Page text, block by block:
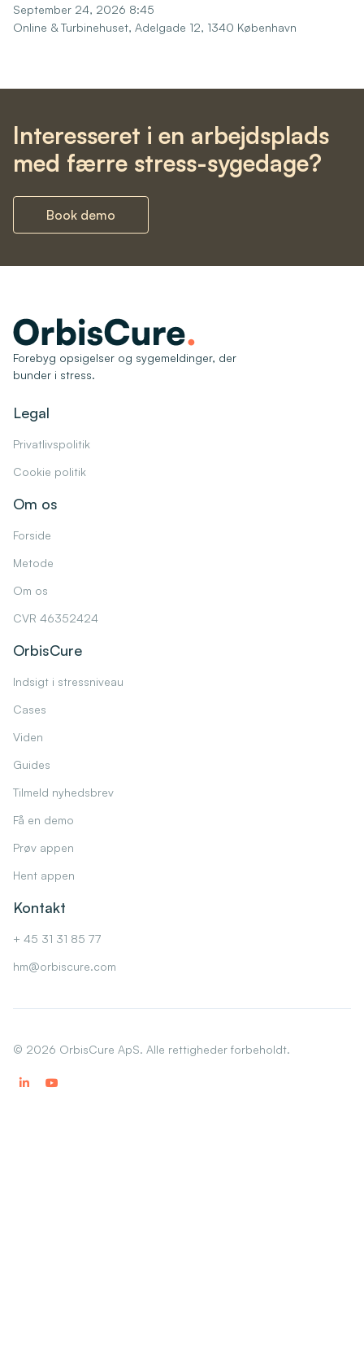
September 24, 2026 8:45
Online & Turbinehuset, Adelgade 12, 1340 København
Interesseret i en arbejdsplads
med færre stress-sygedage?
Book demo
Forebyg opsigelser og sygemeldinger, der
bunder i stress.
Legal
Privatlivspolitik
Cookie politik
Om os
Forside
Metode
Om os
CVR 46352424
OrbisCure
Indsigt i stressniveau
Cases
Viden
Guides
Tilmeld nyhedsbrev
Få en demo
Prøv appen
Hent appen
Kontakt
+ 45 31 31 85 77
hm@orbiscure.com
© 2026 OrbisCure ApS. Alle rettigheder forbeholdt.
 